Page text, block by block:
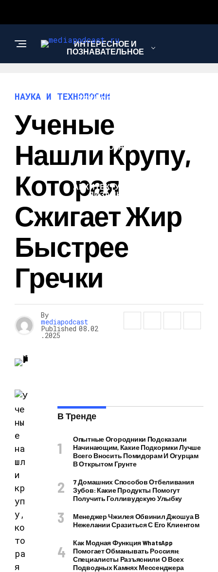
ИНТЕРЕСНОЕ И
ПОЗНАВАТЕЛЬНОЕ
НАУКА И
ТЕХНОЛОГИИ
КРАСОТА
АРХИТЕКТУРА И
ДИЗАЙН
НАУКА И ТЕХНОЛОГИИ
Ученые
Нашли Крупу,
Которая
Сжигает Жир
Быстрее
Гречки
By
mediapodcast
Published 08.02
.2025
В Тренде
Опытные Огородники Подсказали
Начинающим, Какие Подкормки Лучше
Всего Вносить Помидорам И Огурцам
В Открытом Грунте
7 Домашних Способов Отбеливания
Зубов: Какие Продукты Помогут
Получить Голливудскую Улыбку
Менеджер Чжилея Обвинил Джошуа В
Нежелании Сразиться С Его Клиентом
Как Модная Функция WhatsApp
Помогает Обманывать Россиян:
Специалисты Разъяснили О Всех
Подводных Камнях Мессенджера